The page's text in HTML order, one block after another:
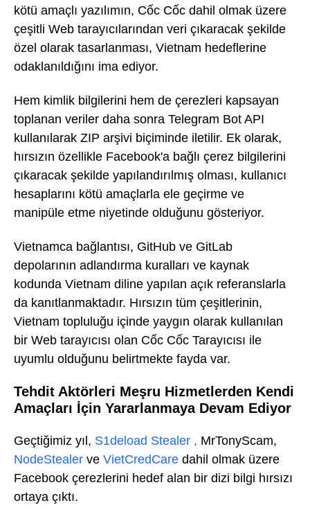
kötü amaçlı yazılımın, Cốc Cốc dahil olmak üzere
çeşitli Web tarayıcılarından veri çıkaracak şekilde
özel olarak tasarlanması, Vietnam hedeflerine
odaklanıldığını ima ediyor.
Hem kimlik bilgilerini hem de çerezleri kapsayan
toplanan veriler daha sonra Telegram Bot API
kullanılarak ZIP arşivi biçiminde iletilir. Ek olarak,
hırsızın özellikle Facebook'a bağlı çerez bilgilerini
çıkaracak şekilde yapılandırılmış olması, kullanıcı
hesaplarını kötü amaçlarla ele geçirme ve
manipüle etme niyetinde olduğunu gösteriyor.
Vietnamca bağlantısı, GitHub ve GitLab
depolarının adlandırma kuralları ve kaynak
kodunda Vietnam diline yapılan açık referanslarla
da kanıtlanmaktadır. Hırsızın tüm çeşitlerinin,
Vietnam topluluğu içinde yaygın olarak kullanılan
bir Web tarayıcısı olan Cốc Cốc Tarayıcısı ile
uyumlu olduğunu belirtmekte fayda var.
Tehdit Aktörleri Meşru Hizmetlerden Kendi
Amaçları İçin Yararlanmaya Devam Ediyor
Geçtiğimiz yıl, S1deload Stealer , MrTonyScam,
NodeStealer ve VietCredCare dahil olmak üzere
Facebook çerezlerini hedef alan bir dizi bilgi hırsızı
ortaya çıktı.